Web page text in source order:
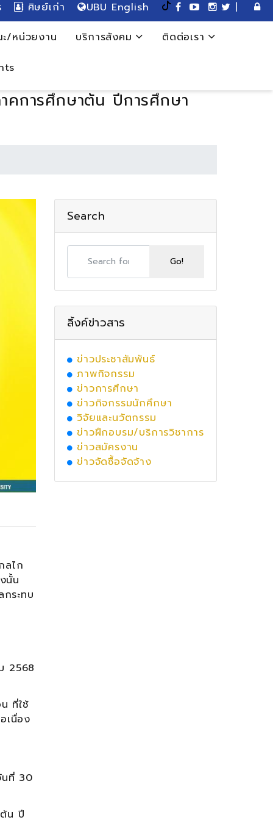
ศิษย์เก่า UBU English |
/หน่วยงาน บริการสังคม ติดต่อเรา
คการศึกษาต้น ปีการศึกษา
ไก
นั้น
ระทบ
2568
ที่ใช้
เนื่อง
ที่ 30
น ปี
Search
ลิ้งค์ข่าวสาร
ข่าวประชาสัมพันธ์
ภาพกิจกรรม
ข่าวการศึกษา
ข่าวกิจกรรมนักศึกษา
วิจัยและนวัตกรรม
ข่าวฝึกอบรม/บริการวิชาการ
ข่าวสมัครงาน
ข่าวจัดซื้อจัดจ้าง